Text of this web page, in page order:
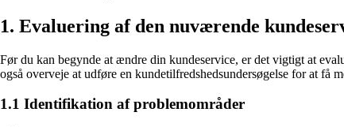
1. Evaluering af den nuværende
Før du kan begynde at ændre din kundeservice, er det vigtigt at
også overveje at udføre en kundetilfredshedsundersøgelse for at
1.1 Identifikation af problemområder